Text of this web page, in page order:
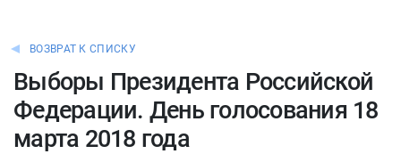
ВОЗВРАТ К СПИСКУ
Выборы Президента Российской
Федерации. День голосования 18
марта 2018 года